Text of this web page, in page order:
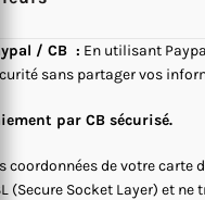
/ CB : En utilisant
sans partager vos
par CB sécurisé.
coordonnées de votre carte
(Secure Socket Layer) et